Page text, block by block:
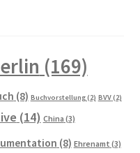
(169)
(8) Buchvorstellung(2) BVV(2)
(14) China (3)
(8) Ehrenamt (3)